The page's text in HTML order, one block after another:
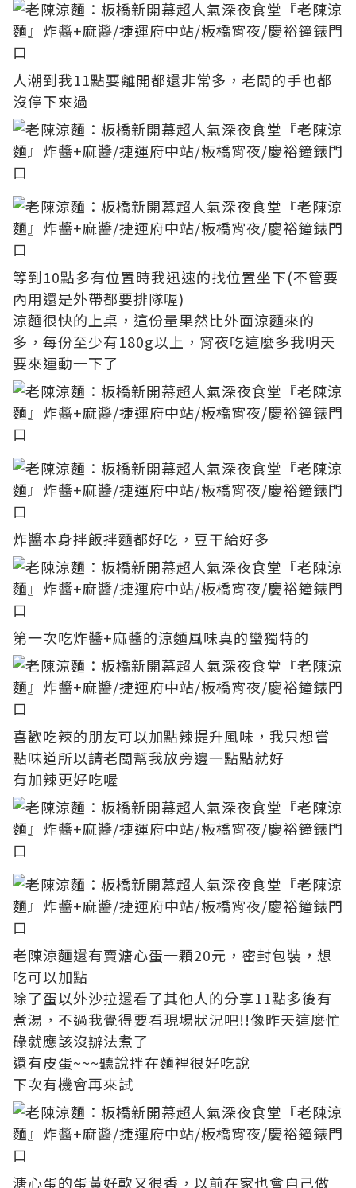
人潮到我11點要離開都還非常多，老闆的手也都
沒停下來過
等到10點多有位置時我迅速的找位置坐下(不管要
內用還是外帶都要排隊喔)
涼麵很快的上桌，這份量果然比外面涼麵來的
多，每份至少有180g以上，宵夜吃這麼多我明天
要來運動一下了
炸醬本身拌飯拌麵都好吃，豆干給好多
第一次吃炸醬+麻醬的涼麵風味真的蠻獨特的
喜歡吃辣的朋友可以加點辣提升風味，我只想嘗
點味道所以請老闆幫我放旁邊一點點就好
有加辣更好吃喔
老陳涼麵還有賣溏心蛋一顆20元，密封包裝，想
吃可以加點
除了蛋以外沙拉還看了其他人的分享11點多後有
煮湯，不過我覺得要看現場狀況吧!!像昨天這麼忙
碌就應該沒辦法煮了
還有皮蛋~~~聽說拌在麵裡很好吃說
下次有機會再來試
溏心蛋的蛋黃好軟又很香，以前在家也會自己做